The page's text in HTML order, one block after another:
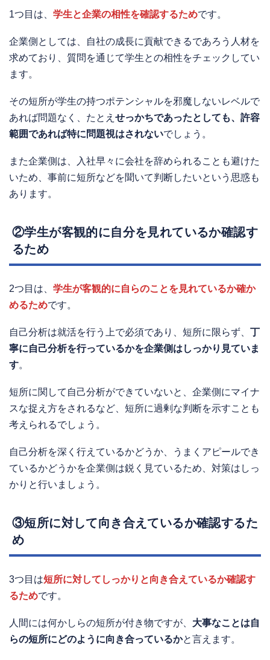
1つ目は、 学生と企業の相性を確認するためです。
企業側としては、自社の成長に貢献できるであろう人材を
求めており、質問を通じて学生との相性をチェックしてい
ます。
その短所が学生の持つポテンシャルを邪魔しないレベルで
あれば問題なく、たとえ せっかちであったとしても、許容
範囲であれば特に問題視はされないでしょう。
また企業側は、入社早々に会社を辞められることも避けた
いため、事前に短所などを聞いて判断したいという思惑も
あります。
②学生が客観的に自分を見れているか確認す
るため
2つ目は、 学生が客観的に自らのことを見れているか確か
めるためです。
自己分析は就活を行う上で必須であり、短所に限らず、 丁
寧に自己分析を行っているかを企業側はしっかり見ていま
す。
短所に関して自己分析ができていないと、企業側にマイナ
スな捉え方をされるなど、短所に過剰な判断を示すことも
考えられるでしょう。
自己分析を深く行えているかどうか、うまくアピールでき
ているかどうかを企業側は鋭く見ているため、対策はしっ
かりと行いましょう。
③短所に対して向き合えているか確認するた
め
3つ目は短所に対してしっかりと向き合えているか確認す
るためです。
人間には何かしらの短所が付き物ですが、 大事なことは自
らの短所にどのように向き合っているかと言えます。